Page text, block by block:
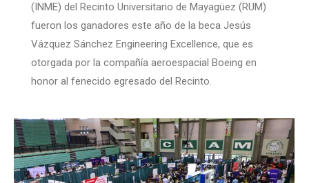
(INME) del Recinto Universitario de Mayagüez (RUM)
fueron los ganadores este año de la beca Jesús
Vázquez Sánchez Engineering Excellence, que es
otorgada por la compañía aeroespacial Boeing en
honor al fenecido egresado del Recinto.